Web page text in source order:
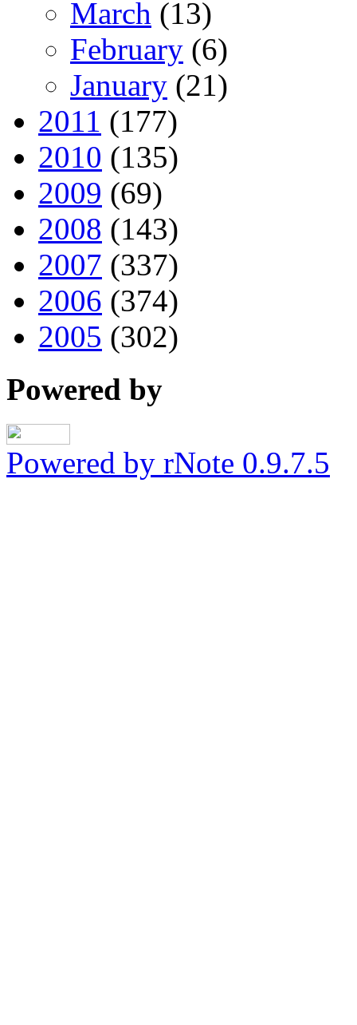
March (13)
February (6)
January (21)
2011 (177)
2010 (135)
2009 (69)
2008 (143)
2007 (337)
2006 (374)
2005 (302)
Powered by
Powered by rNote 0.9.7.5